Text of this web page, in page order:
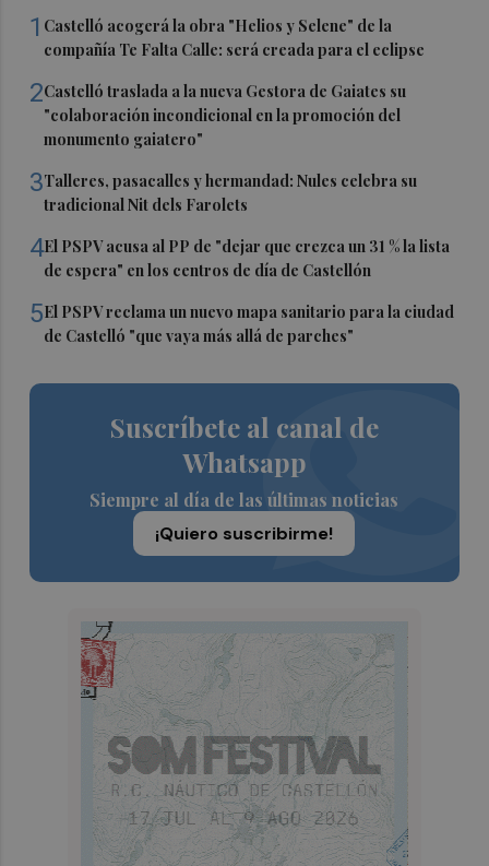
1 Castelló acogerá la obra "Helios y Selene" de la
compañía Te Falta Calle: será creada para el eclipse
2Castelló traslada a la nueva Gestora de Gaiates su
"colaboración incondicional en la promoción del
monumento gaiatero"
3Talleres, pasacalles y hermandad: Nules celebra su
tradicional Nit dels Farolets
4El PSPV acusa al PP de "dejar que crezca un 31 % la lista
de espera" en los centros de día de Castellón
5El PSPV reclama un nuevo mapa sanitario para la ciudad
de Castelló "que vaya más allá de parches"
Suscríbete al canal de
Whatsapp
Siempre al día de las últimas noticias
¡Quiero suscribirme!